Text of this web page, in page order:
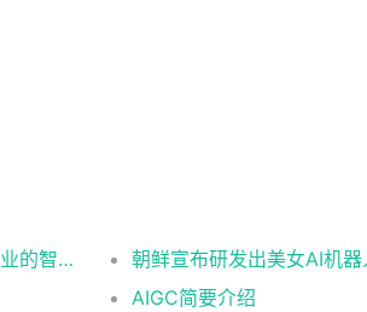
当“人工智能+”遇见服务器：重构千行万业的智能基座
AIGC简要介绍